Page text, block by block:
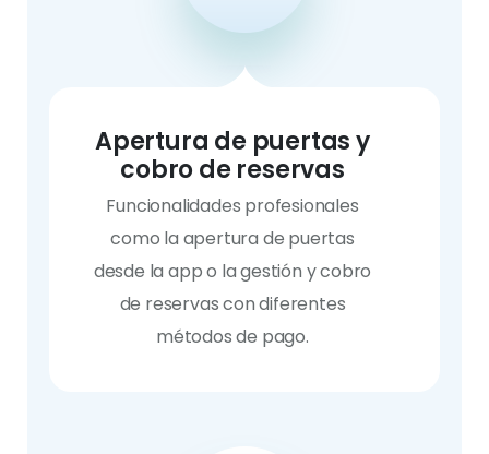
Apertura de puertas y
cobro de reservas
Funcionalidades profesionales
como la apertura de puertas
desde la app o la gestión y cobro
de reservas con diferentes
métodos de pago.